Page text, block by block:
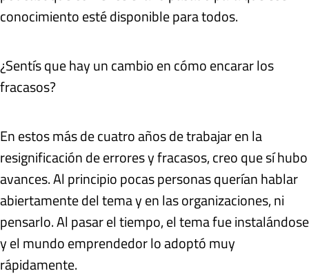
conocimiento esté disponible para todos.
¿Sentís que hay un cambio en cómo encarar los
fracasos?
En estos más de cuatro años de trabajar en la
resignificación de errores y fracasos, creo que sí hubo
avances. Al principio pocas personas querían hablar
abiertamente del tema y en las organizaciones, ni
pensarlo. Al pasar el tiempo, el tema fue instalándose
y el mundo emprendedor lo adoptó muy
rápidamente.